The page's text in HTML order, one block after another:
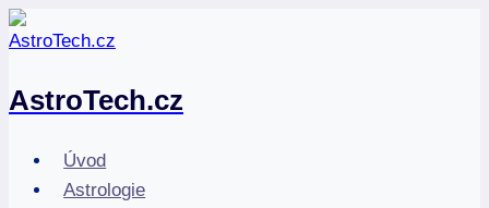
Přeskočit
na
AstroTech.cz
Úvod
Astrologie